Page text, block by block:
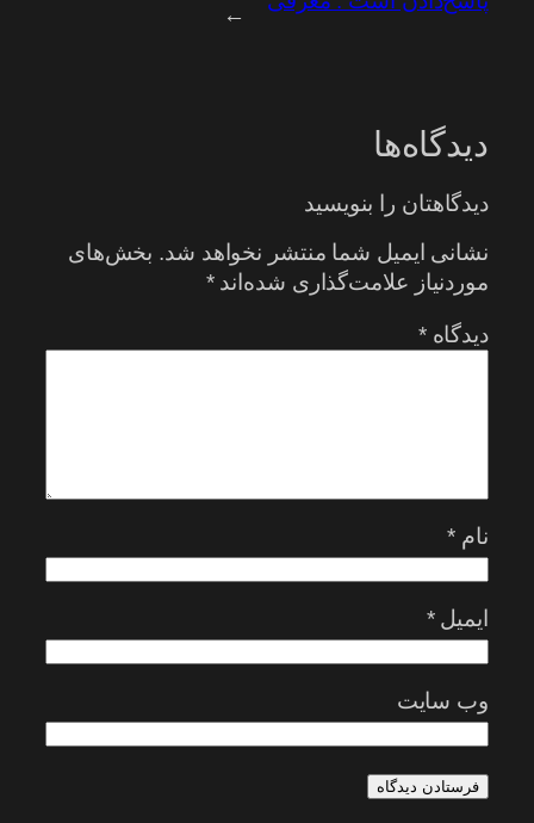
→
دیدگاه‌ها
دیدگاهتان را بنویسید
نشانی ایمیل شما منتشر نخواهد شد. بخش‌های
موردنیاز علامت‌گذاری شده‌اند*
دیدگاه*
نام *
ایمیل*
وب‌ سایت